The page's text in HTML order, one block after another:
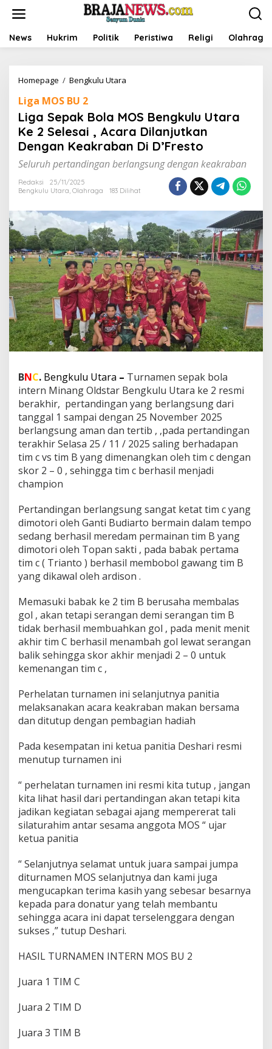
t
News Hukrim Politik Peristiwa Religi Olahraga
Homepage / Bengkulu Utara
a
S
e
p
k
o
a
M
O
S
B
e
n
g
k
u
l
u
U
t
r
a
K
e
2
S
e
e
s
A
c
a
r
a
D
i
a
n
j
u
t
k
D
e
n
g
n
a
k
r
a
b
i
D
'
F
r
e
o
Liga MOS BU 2
Liga Sepak Bola MOS Bengkulu Utara
Ke 2 Selesai , Acara Dilanjutkan
Dengan Keakraban Di D’Fresto
Seluruh pertandingan berlangsung dengan keakraban
Redaksi
25/11/2025
Bengkulu Utara, Olahraga 183 Dilihat
BNC. Bengkulu Utara – Turnamen sepak bola
intern Minang Oldstar Bengkulu Utara ke 2 resmi
berakhir, pertandingan yang berlangsung dari
tanggal 1 sampai dengan 25 November 2025
berlangsung aman dan tertib , ,pada pertandingan
terakhir Selasa 25 / 11 / 2025 saling berhadapan
tim c vs tim B yang dimenangkan oleh tim c dengan
skor 2 – 0 , sehingga tim c berhasil menjadi
champion
Pertandingan berlangsung sangat ketat tim c yang
dimotori oleh Ganti Budiarto bermain dalam tempo
sedang berhasil meredam permainan tim B yang
dimotori oleh Topan sakti , pada babak pertama
tim c ( Trianto ) berhasil membobol gawang tim B
yang dikawal oleh ardison .
Memasuki babak ke 2 tim B berusaha membalas
gol , akan tetapi serangan demi serangan tim B
tidak berhasil membuahkan gol , pada menit menit
akhir tim C berhasil menambah gol lewat serangan
balik sehingga skor akhir menjadi 2 – 0 untuk
kemenangan tim c ,
Perhelatan turnamen ini selanjutnya panitia
melaksanakan acara keakraban makan bersama
dan ditutup dengan pembagian hadiah
Pada kesempatan ini ketua panitia Deshari resmi
menutup turnamen ini
“ perhelatan turnamen ini resmi kita tutup , jangan
kita lihat hasil dari pertandingan akan tetapi kita
jadikan kegiatan sebagai ajang mempererat tali
silaturahim antar sesama anggota MOS “ ujar
ketua panitia
“ Selanjutnya selamat untuk juara sampai jumpa
diturnamen MOS selanjutnya dan kami juga
mengucapkan terima kasih yang sebesar besarnya
kepada para donatur yang telah membantu
sehingga acara ini dapat terselenggara dengan
sukses ,” tutup Deshari.
HASIL TURNAMEN INTERN MOS BU 2
Juara 1 TIM C
Juara 2 TIM D
Juara 3 TIM B